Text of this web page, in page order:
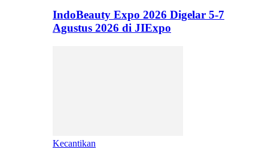
IndoBeauty Expo 2026 Digelar 5-7
Agustus 2026 di JIExpo
Kecantikan